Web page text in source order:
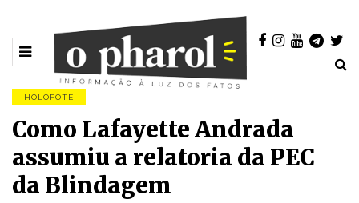
HOLOFOTE
Como Lafayette Andrada
assumiu a relatoria da PEC
da Blindagem